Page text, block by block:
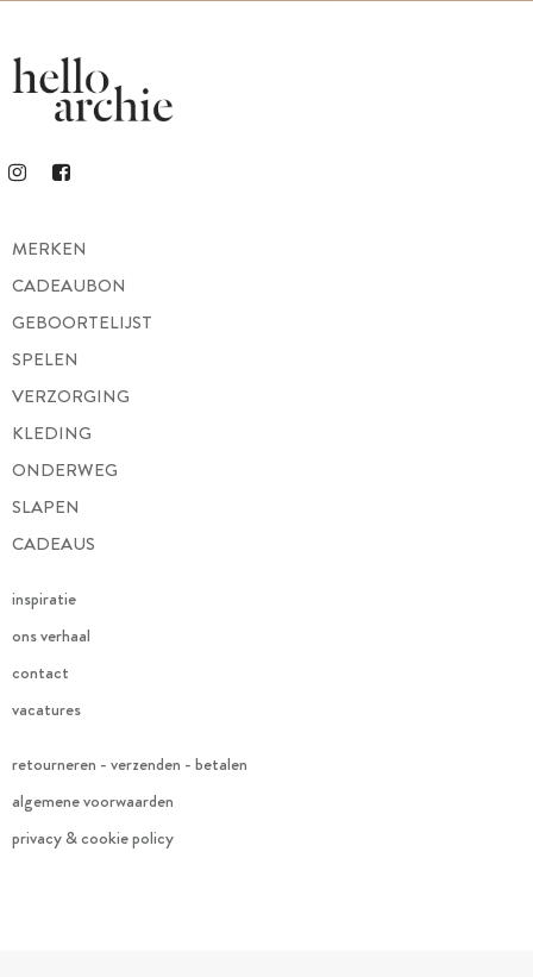
MERKEN
CADEAUBON
GEBOORTELIJST
SPELEN
VERZORGING
KLEDING
ONDERWEG
SLAPEN
CADEAUS
inspiratie
ons verhaal
contact
vacatures
retourneren - verzenden - betalen
algemene voorwaarden
privacy & cookie policy